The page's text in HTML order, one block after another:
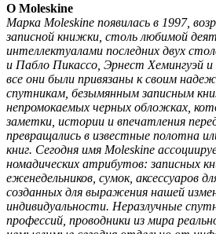
О Moleskine
Марка Moleskine появилась в 1997,
записной книжки, столь любимой
интеллектуалами последних двух
и Пабло Пикассо, Эрнест Хемингуэй
все они были привязаны к своим
спутникам, безымянным записным
непромокаемых черных обложках,
заметки, истории и впечатления
превращались в известные полотна
книг. Сегодня имя Moleskine
номадических атрибутов: записных
еженедельников, сумок, аксессуаров
созданных для выражения нашей
индивидуальности. Неразлучные
профессий, проводники из мира